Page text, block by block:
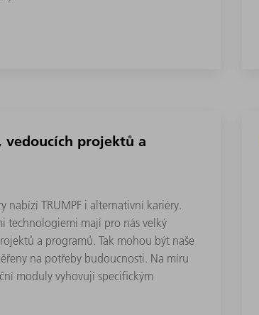
vedoucích projektů a
nabízí TRUMPF i alternativní kariéry.
technologiemi mají pro nás velký
a programů. Tak mohou být naše
na potřeby budoucnosti. Na míru
moduly vyhovují specifickým